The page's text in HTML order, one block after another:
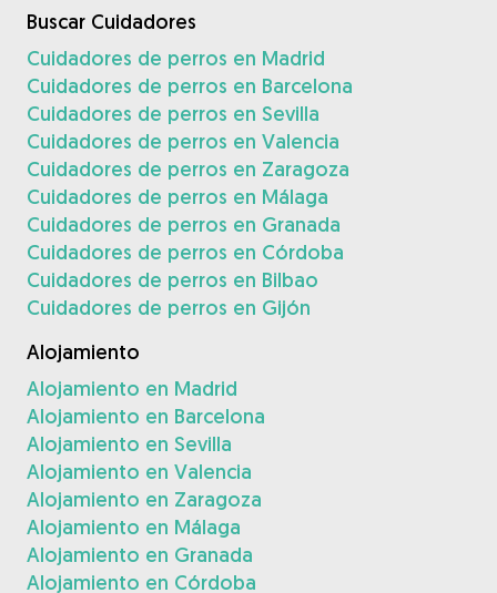
Buscar Cuidadores
Cuidadores de perros en Madrid
Cuidadores de perros en Barcelona
Cuidadores de perros en Sevilla
Cuidadores de perros en Valencia
Cuidadores de perros en Zaragoza
Cuidadores de perros en Málaga
Cuidadores de perros en Granada
Cuidadores de perros en Córdoba
Cuidadores de perros en Bilbao
Cuidadores de perros en Gijón
Alojamiento
Alojamiento en Madrid
Alojamiento en Barcelona
Alojamiento en Sevilla
Alojamiento en Valencia
Alojamiento en Zaragoza
Alojamiento en Málaga
Alojamiento en Granada
Alojamiento en Córdoba